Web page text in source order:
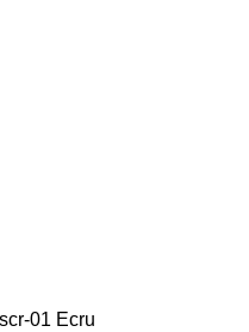
01 Ecru